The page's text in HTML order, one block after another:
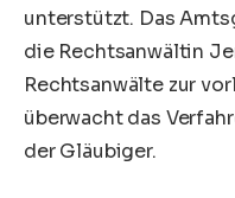
unterstützt. Das
die Rechtsanwältin
Rechtsanwälte zur
überwacht das
der Gläubiger.